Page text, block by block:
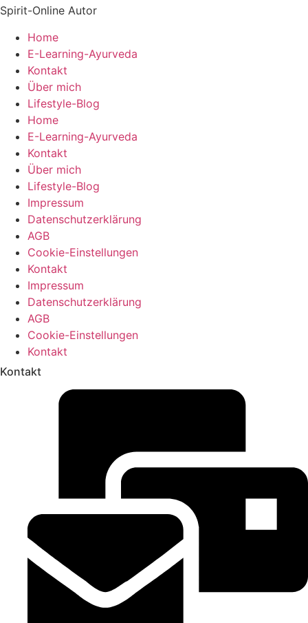
Spirit-Online Autor
Home
E-Learning-Ayurveda
Kontakt
Über mich
Lifestyle-Blog
Home
E-Learning-Ayurveda
Kontakt
Über mich
Lifestyle-Blog
Impressum
Datenschutzerklärung
AGB
Cookie-Einstellungen
Kontakt
Impressum
Datenschutzerklärung
AGB
Cookie-Einstellungen
Kontakt
Kontakt